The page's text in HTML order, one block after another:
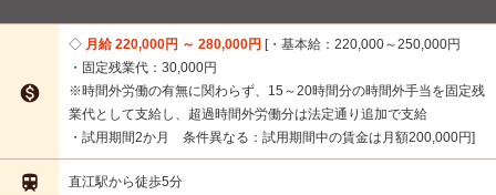

月給 220,000円 ～ 280,000円 ・基本給：220,000～250,000円
・固定残業代：30,000円
※時間外労働の有無に関わらず、15～20時間分の時間外手当を固定残
業代として支給し、超過時間外労働分は法定通り追加で支給
・試用期間2か月 条件異なる：試用期間中の賃金は月額200,000円
 直江駅から徒歩5分